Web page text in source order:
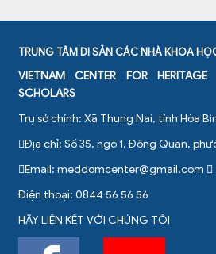
TRUNG TÂM DI SẢN CÁC NHÀ KHOA
VIETNAM CENTER FOR
SCHOLARS
Trụ sở chính: Xã Thung Nai, tỉnh Hòa
Địa chỉ: Số 35, ngõ 1, Đông Quan,
Email: meddomcenter@gmail.com
Điện thoại: 0844 56 56 56
HÃY LIÊN KẾT VỚI CHÚNG TÔI